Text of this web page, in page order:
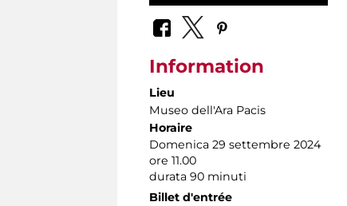
Information
Lieu
Museo dell'Ara Pacis
Horaire
Domenica 29 settembre 2024
ore 11.00
durata 90 minuti
Billet d'entrée